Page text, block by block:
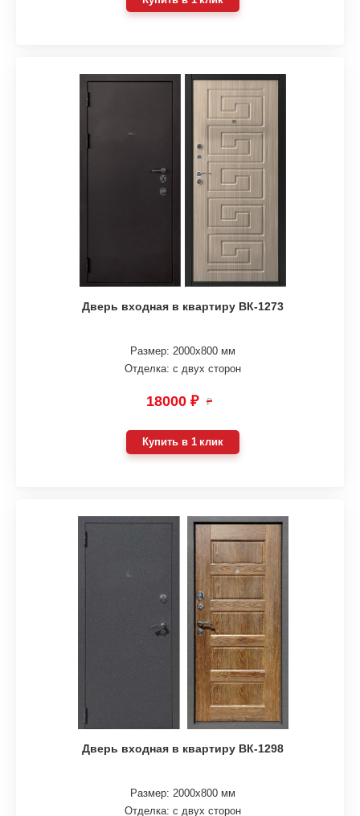
Дверь входная в квартиру ВК-1273
Размер: 2000х800 мм
Отделка: с двух сторон
18000 ₽ ₽
Купить в 1 клик
Дверь входная в квартиру ВК-1298
Размер: 2000х800 мм
Отделка: с двух сторон